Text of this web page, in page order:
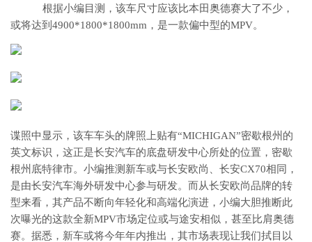
根据小编目测，该车尺寸应该比本田奥德赛大了不少，
或将达到4900*1800*1800mm，是一款偏中型的MPV。
谍照中显示，该车车头的牌照上贴有“MICHIGAN”密歇根州的
英文标识，这正是长安汽车的底盘研发中心所处的位置，密歇
根州底特律市。小编推测新车或与长安欧尚、长安CX70相同，
是由长安汽车海外研发中心参与研发。而从长安欧尚品牌的转
型来看，其产品不断向年轻化和高端化演进，小编大胆推断此
次曝光的这款全新MPV市场定位或与途安相似，甚至比肩奥德
赛。据悉，新车或将今年年内推出，其市场表现让我们拭目以